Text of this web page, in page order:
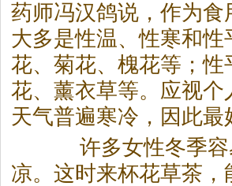
药师冯汉鸽说，作为食
大多是性温、性寒和
花、菊花、槐花等；
花、薰衣草等。应视
天气普遍寒冷，因此
许多女性冬季容
凉。这时来杯花草茶